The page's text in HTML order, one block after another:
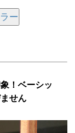
ー
！ベーシッ
せん